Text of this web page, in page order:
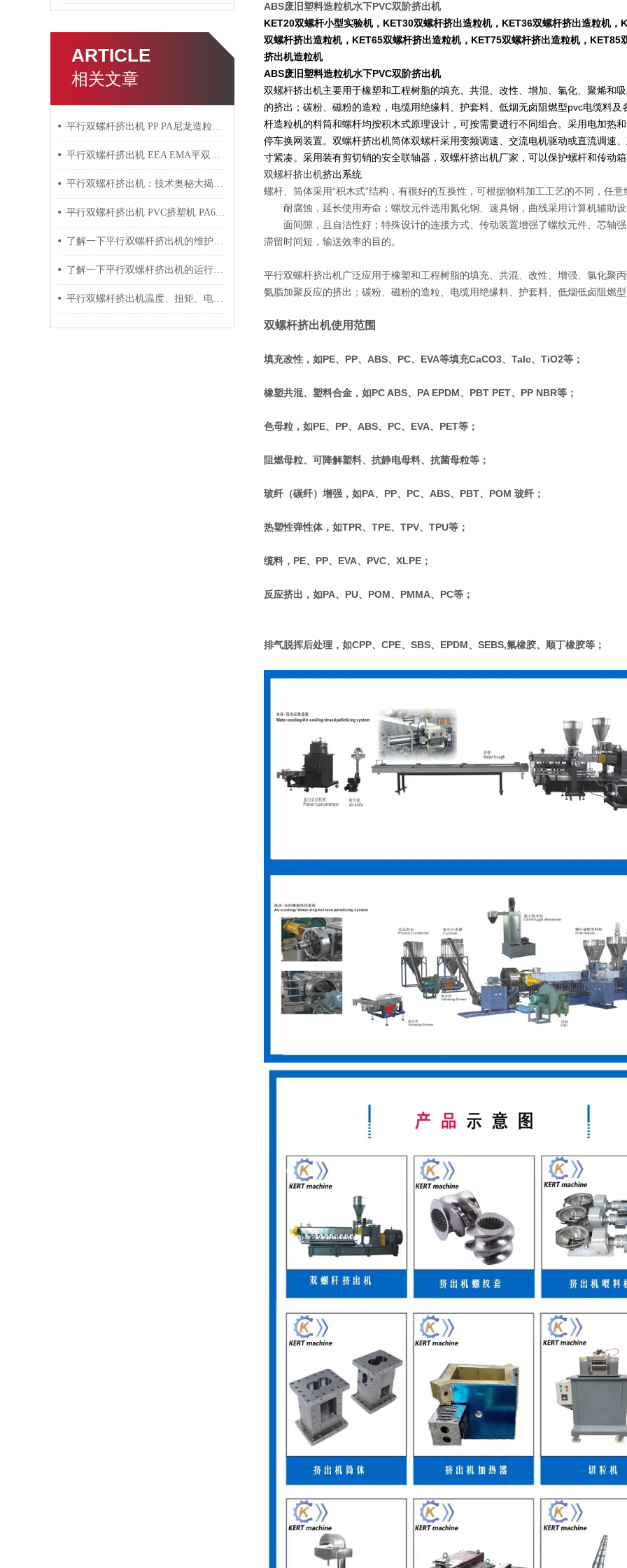
ARTICLE
相关文章
平行双螺杆挤出机 PP PA尼龙造粒机技术参数
平行双螺杆挤出机 EEA EMA平双挤出机 双螺杆挤出机技术参数
平行双螺杆挤出机：技术奥秘大揭秘！
平行双螺杆挤出机 PVC挤塑机 PA6+玻纤挤出造粒机技术参数
了解一下平行双螺杆挤出机的维护保养方法吧
了解一下平行双螺杆挤出机的运行过程吧
平行双螺杆挤出机温度、扭矩、电流控制要点
ABS废旧塑料造粒机水下PVC双阶挤出机
KET20双螺杆小型实验机，KET30双螺杆挤出造粒机，KET36双螺杆挤出造粒机
双螺杆挤出造粒机，KET65双螺杆挤出造粒机，KET75双螺杆挤出造粒机，
挤出机造粒机
ABS废旧塑料造粒机水下PVC双阶挤出机
双螺杆挤出机主要用于橡塑和工程树脂的填充、共混、改性、增加、氯化、聚烯和
的挤出；碳粉、磁粉的造粒，电缆用绝缘料、护套料、低烟无卤阻燃型pvc电缆料
杆造粒机的料筒和螺杆均按积木式原理设计，可按需要进行不同组合。采用电加热
停车换网装置。双螺杆挤出机筒体双螺杆采用变频调速、交流电机驱动或直流调速
寸紧凑。采用装有剪切销的安全联轴器，双螺杆挤出机厂家，可以保护螺杆和传动
双螺杆挤出机挤出系统
螺杆、筒体采用“积木式”结构，有很好的互换性，可根据物料加工工艺的不同，任
耐腐蚀，延长使用寿命；螺纹元件选用氮化钢、速具钢，曲线采用计算机辅助
面间隙，且自洁性好；特殊设计的连接方式、传动装置增强了螺纹元件、芯轴
滞留时间短，输送效率的目的。
平行双螺杆挤出机广泛应用于橡塑和工程树脂的填充、共混、改性、增强、氯化聚
氨脂加聚反应的挤出；碳粉、磁粉的造粒、电缆用绝缘料、护套料、低烟低卤阻燃型
双螺杆挤出机使用范围
填充改性，如PE、PP、ABS、PC、EVA等填充CaCO3、Talc、TiO2等；
橡塑共混、塑料合金，如PC ABS、PA EPDM、PBT PET、PP NBR等；
色母粒，如PE、PP、ABS、PC、EVA、PET等；
阻燃母粒、可降解塑料、抗静电母料、抗菌母粒等；
玻纤（碳纤）增强，如PA、PP、PC、ABS、PBT、POM 玻纤；
热塑性弹性体，如TPR、TPE、TPV、TPU等；
缆料，PE、PP、EVA、PVC、XLPE；
反应挤出，如PA、PU、POM、PMMA、PC等；
排气脱挥后处理，如CPP、CPE、SBS、EPDM、SEBS,氟橡胶、顺丁橡胶等；